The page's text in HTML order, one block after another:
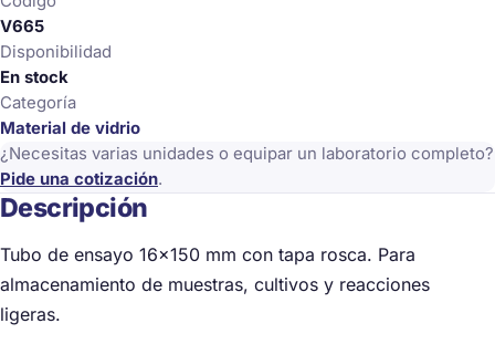
mm
(unidad)
cantidad
V665
Disponibilidad
En stock
Categoría
Material de vidrio
¿Necesitas varias unidades o equipar un laboratorio completo?
Pide una cotización.
Descripción
Tubo de ensayo 16×150 mm con tapa rosca. Para
almacenamiento de muestras, cultivos y reacciones
ligeras.